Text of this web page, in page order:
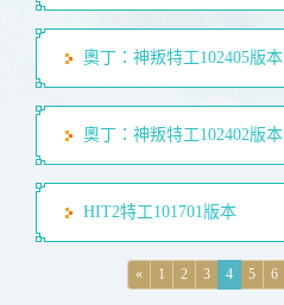
奧丁：神叛特工102405版本
奧丁：神叛特工102402版本
HIT2特工101701版本
« 1 2 3 4 5 6